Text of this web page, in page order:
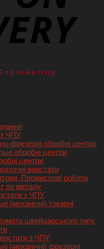
з ЧПУ
фрезерні обробні центри
обробні центри
центри
верстати
Промислові роботи
по металу
з ЧПУ
(механічні) токарні
швейцарського типу
з ЧПУ
(механічні) фрезерні